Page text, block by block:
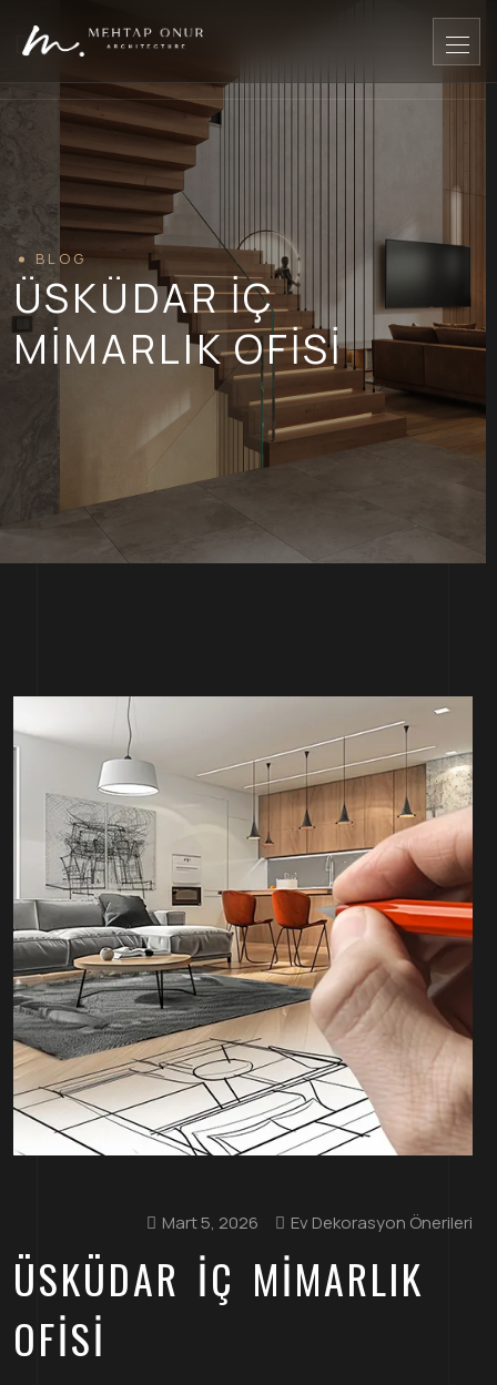
BLOG
ÜSKÜDAR İÇ
MIMARLIK OFISI
Mart 5, 2026 Ev Dekorasyon Önerileri
ÜSKÜDAR İÇ MIMARLIK
OFISI